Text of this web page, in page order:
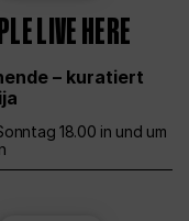
LIVE HERE
– kuratiert
18.00 in und um